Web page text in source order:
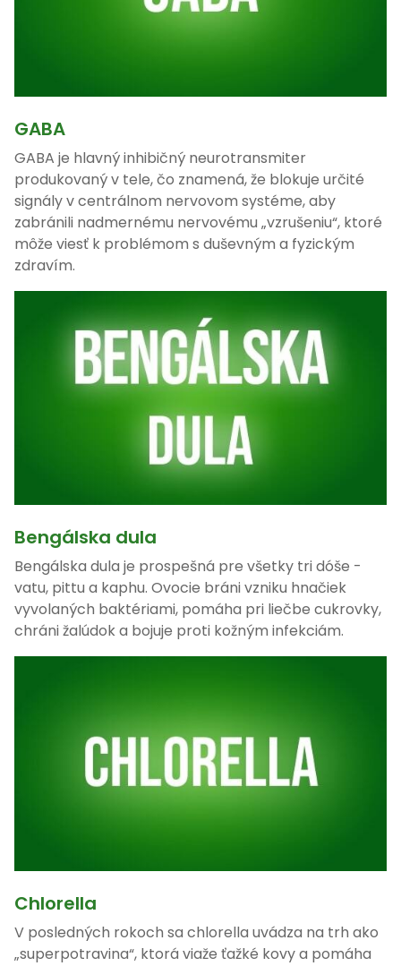
GABA
GABA je hlavný inhibičný neurotransmiter
produkovaný v tele, čo znamená, že blokuje určité
signály v centrálnom nervovom systéme, aby
zabránili nadmernému nervovému „vzrušeniu“, ktoré
môže viesť k problémom s duševným a fyzickým
zdravím.
Bengálska dula
Bengálska dula je prospešná pre všetky tri dóše -
vatu, pittu a kaphu. Ovocie bráni vzniku hnačiek
vyvolaných baktériami, pomáha pri liečbe cukrovky,
chráni žalúdok a bojuje proti kožným infekciám.
Chlorella
V posledných rokoch sa chlorella uvádza na trh ako
„superpotravina“, ktorá viaže ťažké kovy a pomáha